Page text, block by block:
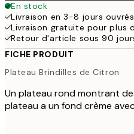
En stock
Livraison en 3-8 jours ouvrés
Livraison gratuite pour plus
Retour d'article sous 90
FICHE PRODUIT
Plateau Brindilles de Citron
Un plateau rond montrant
plateau a un fond crème